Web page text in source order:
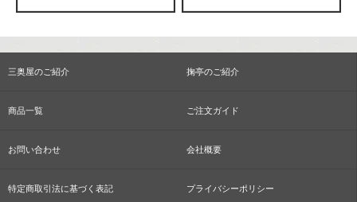
三奥屋のご紹介 掬亭のご紹介
商品一覧 ご注文ガイド
お問い合わせ 会社概要
特定商取引法に基づく表記 プライバシーポリシー